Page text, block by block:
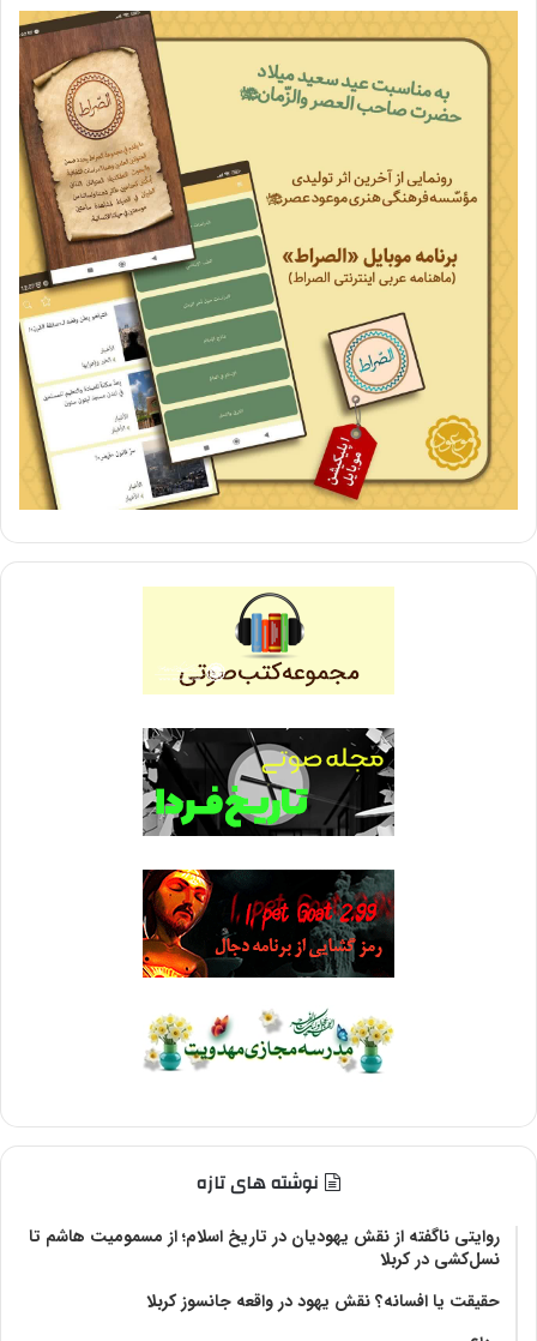
نوشته های تازه
روایتی ناگفته از نقش یهودیان در تاریخ اسلام؛ از مسمومیت هاشم تا
نسل‌کشی در کربلا
حقیقت یا افسانه؟‌ نقش یهود در واقعه جانسوز کربلا